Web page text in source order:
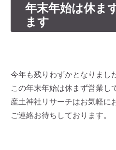
年末年始は休ま
ます
今年も残りわずかとなりまし
この年末年始は休まず営業し
産土神社リサーチはお気軽に
ご連絡お待ちしております。